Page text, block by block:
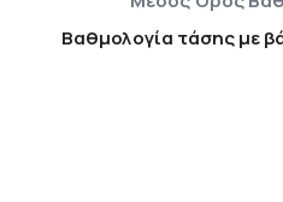
Βαθμολογία τάσης με